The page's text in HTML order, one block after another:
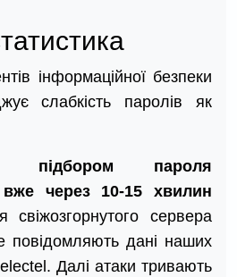
інформаційної безпеки
слабкість паролів як
підбором пароля
вже через 10-15 хвилин
свіжозгорнутого сервера
дані наших
Далі атаки тривають